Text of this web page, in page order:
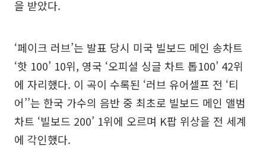
을 받았다.
‘페이크 러브’는 발표 당시 미국 빌보드 메인 송차트
‘핫 100’ 10위, 영국 ‘오피셜 싱글 차트 톱100’ 42위
에 자리했다. 이 곡이 수록된 ‘러브 유어셀프 전 ‘티
어’’는 한국 가수의 음반 중 최초로 빌보드 메인 앨범
차트 ‘빌보드 200’ 1위에 오르며 K팝 위상을 전 세계
에 각인했다.